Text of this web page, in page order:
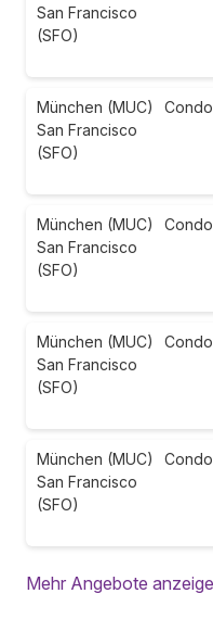
San Francisco
(SFO)
München (MUC)
San Francisco
(SFO)
München (MUC)
San Francisco
(SFO)
München (MUC)
San Francisco
(SFO)
München (MUC)
San Francisco
(SFO)
Mehr Angebote